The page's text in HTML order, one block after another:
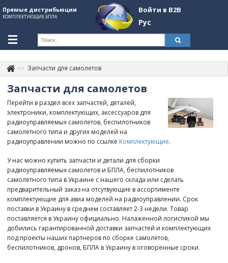
Прямые дистрибьюции
КОМПЛЕКТУЮЩИЕ БПЛА
Войти в B2B
Рус
+380507774092 Контакты
Информация о компании
About Company
Обзоры
Категории
Бренды
Войти в B2B
Стать партнером
Запчасти для самолетов
Запчасти для самолетов
Перейти в раздел всех запчастей, деталей,
электроники, комплектующих, аксессуаров для
радиоуправляемых самолетов, беспилотников
самолетного типа и других моделей на
радиоуправлении можно по ссылке Комплектующие.
У нас можно купить запчасти и детали для сборки
радиоуправляемых самолетов и БПЛА, беспилотников
самолетного типа в Украине с нашего склада или сделать
предварительный заказ на отсутвующие в ассортименте
комплектующие для авиа моделей на радиоуправлении. Срок
поставки в Украину в среднем составляет 2-3 недели. Товар
поставляется в Украину официально. Налаженной логистикой мы
добились гарантированной доставки запчастей и комплектующих
под проекты наших партнеров по сборке самолетов,
беспилотников, дронов, БПЛА в Украину в оговоренные сроки.